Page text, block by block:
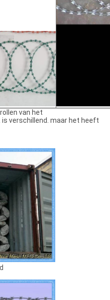
van het
verschillend. maar het heeft